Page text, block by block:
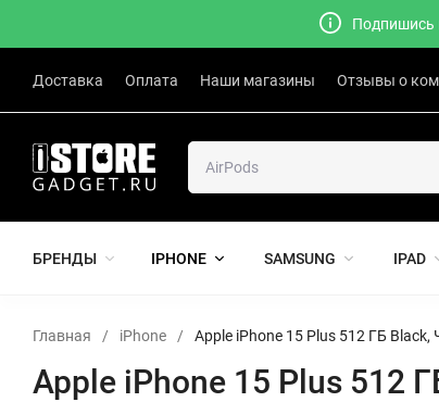
Подпишись
Доставка Оплата Наши магазины Отзывы о
БРЕНДЫ IPHONE SAMSUNG IPAD
Главная / iPhone / Apple iPhone 15 Plus 512 ГБ Black,
Apple iPhone 15 Plus 512